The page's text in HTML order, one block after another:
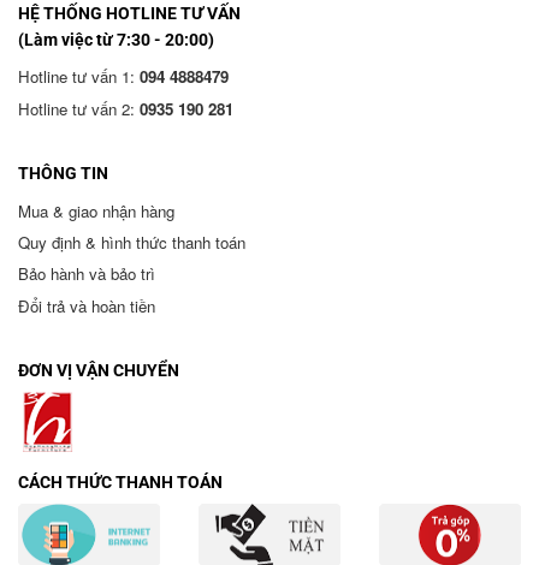
HỆ THỐNG HOTLINE TƯ VẤN
(Làm việc từ 7:30 - 20:00)
Hotline tư vấn 1: 094 4888479
Hotline tư vấn 2: 0935 190 281
THÔNG TIN
Mua & giao nhận hàng
Quy định & hình thức thanh toán
Bảo hành và bảo trì
Đổi trả và hoàn tiền
ĐƠN VỊ VẬN CHUYỂN
CÁCH THỨC THANH TOÁN